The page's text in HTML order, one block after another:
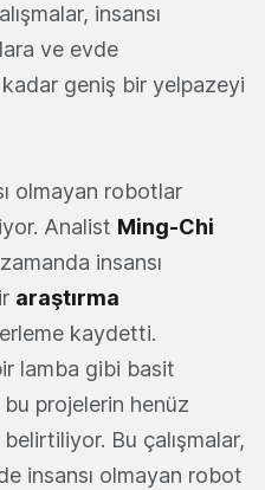
insansı
ve evde
geniş bir yelpazeyi
olmayan robotlar
Analist Ming-Chi
insansı
araştırma
kaydetti.
lamba gibi basit
projelerin henüz
Bu çalışmalar,
insansı olmayan robot